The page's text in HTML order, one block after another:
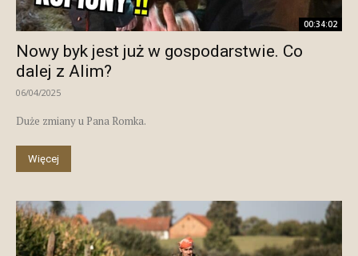
00:34:02
Nowy byk jest już w gospodarstwie. Co
dalej z Alim?
06/04/2025
Duże zmiany u Pana Romka.
Więcej